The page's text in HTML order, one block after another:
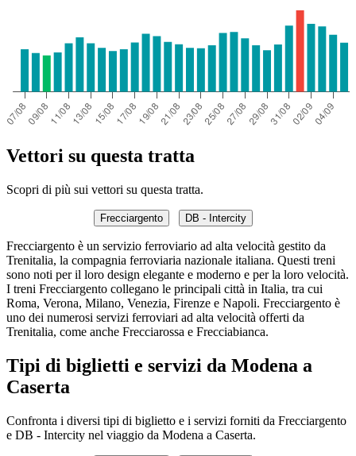
Vettori su questa tratta
Scopri di più sui vettori su questa tratta.
Frecciargento DB - Intercity
Frecciargento è un servizio ferroviario ad alta velocità gestito da
Trenitalia, la compagnia ferroviaria nazionale italiana. Questi treni
sono noti per il loro design elegante e moderno e per la loro velocità.
I treni Frecciargento collegano le principali città in Italia, tra cui
Roma, Verona, Milano, Venezia, Firenze e Napoli. Frecciargento è
uno dei numerosi servizi ferroviari ad alta velocità offerti da
Trenitalia, come anche Frecciarossa e Frecciabianca.
Tipi di biglietti e servizi da Modena a
Caserta
Confronta i diversi tipi di biglietto e i servizi forniti da Frecciargento
e DB - Intercity nel viaggio da Modena a Caserta.